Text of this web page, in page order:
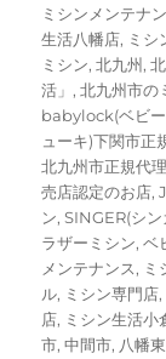
ミシンメンテナ
生活八幡店, ミシ
ミシン,北九州,
活」,北九州市の
babylock(ベビ
ューキ)下関市正
北九州市正規代
売店認定のお店,
ン,SINGER(シ
ラザーミシン,ベ
メンテナンス, ミ
ル, ミシン専門店,
店, ミシン生活小
市,中間市, 八幡